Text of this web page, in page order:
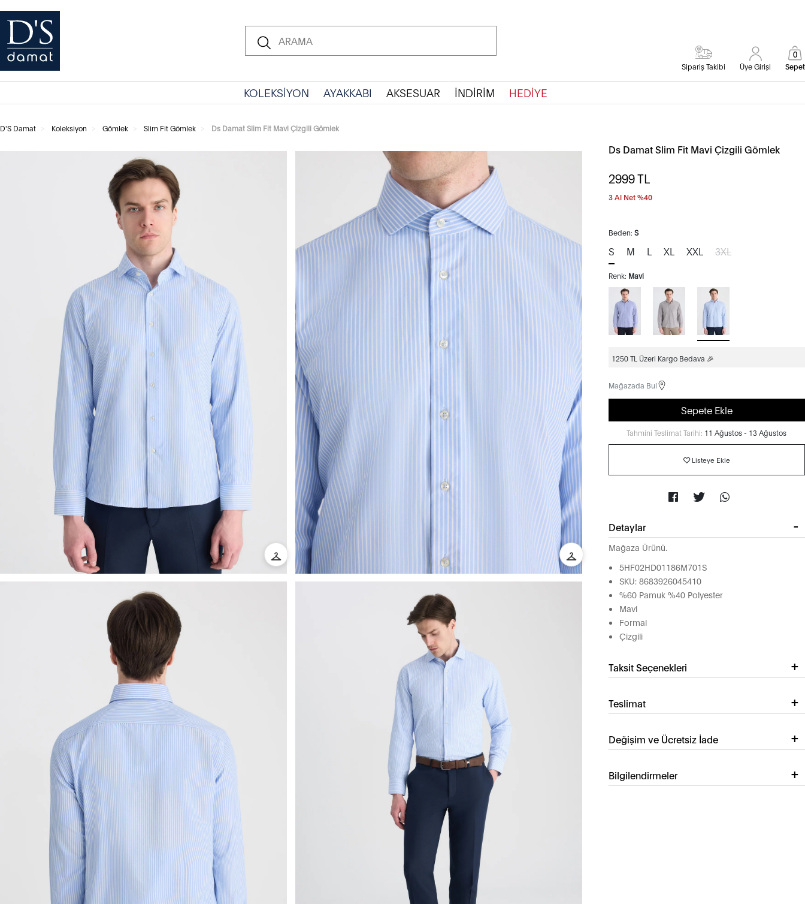
Sipariş Takibi Üye Girişi Sepet
0
KOLEKSİYON AYAKKABI AKSESUAR İNDİRİM HEDİYE
D'S Damat Koleksiyon Gömlek Slim Fit Gömlek Ds Damat Slim Fit Mavi Çizgili Gömlek
Ds Damat Slim Fit Mavi Çizgili Gömlek
2999TL
3 Al Net %40
Beden: S
S M L XL XXL 3XL
Renk: Mavi
1250 TL Üzeri Kargo Bedava 🎉
Mağazada Bul
Sepete Ekle
Tahmini Teslimat Tarihi: 11 Ağustos - 13 Ağustos
Listeye Ekle
Detaylar
Mağaza Ürünü.
5HF02HD01186M701S
SKU: 8683926045410
%60 Pamuk %40 Polyester
Mavi
Formal
Çizgili
Taksit Seçenekleri
Teslimat
Değişim ve Ücretsiz İade
Bilgilendirmeler